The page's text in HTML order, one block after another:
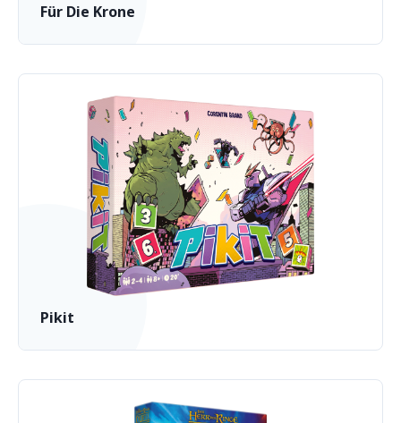
Für Die Krone
Pikit